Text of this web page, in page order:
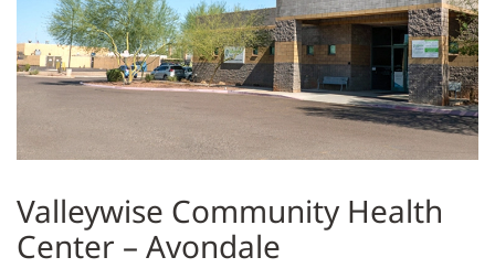
Valleywise Community Health
Center – Avondale